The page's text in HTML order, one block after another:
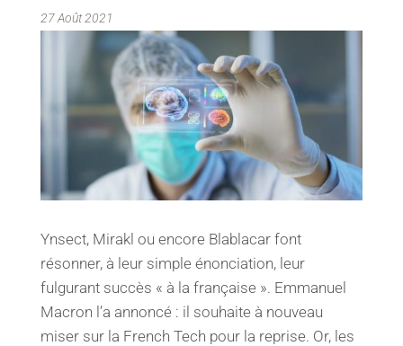
27 Août 2021
Ynsect, Mirakl ou encore Blablacar font
résonner, à leur simple énonciation, leur
fulgurant succès « à la française ». Emmanuel
Macron l’a annoncé : il souhaite à nouveau
miser sur la French Tech pour la reprise. Or, les